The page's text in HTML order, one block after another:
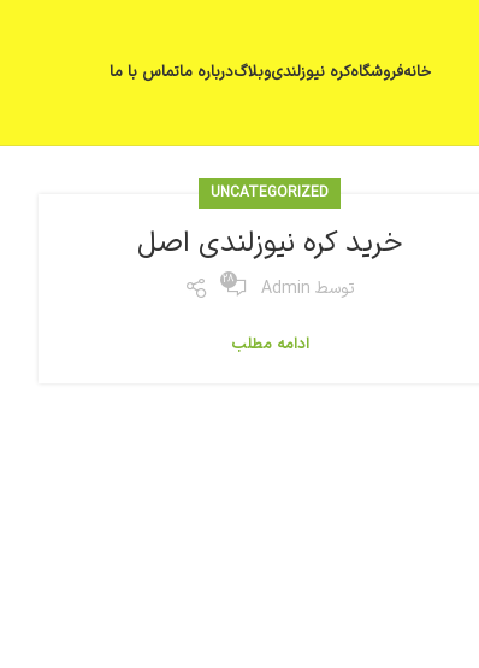
خانهفروشگاهکره نیوزلندیوبلاگدرباره ماتماس با ما
UNCATEGORIZED
خرید کره نیوزلندی اصل
توسط Admin
28
ادامه مطلب